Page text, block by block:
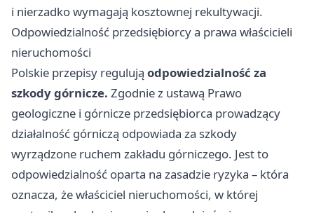
i nierzadko wymagają kosztownej rekultywacji.
Odpowiedzialność przedsiębiorcy a prawa właścicieli
nieruchomości
Polskie przepisy regulują odpowiedzialność za
szkody górnicze. Zgodnie z ustawą Prawo
geologiczne i górnicze przedsiębiorca prowadzący
działalność górniczą odpowiada za szkody
wyrządzone ruchem zakładu górniczego. Jest to
odpowiedzialność oparta na zasadzie ryzyka – która
oznacza, że właściciel nieruchomości, w której